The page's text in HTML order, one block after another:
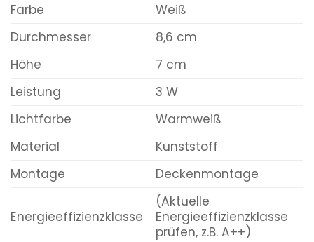
Farbe
Weiß
Durchmesser
8,6 cm
Höhe
7 cm
Leistung
3 W
Lichtfarbe
Warmweiß
Material
Kunststoff
Montage
Deckenmontage
Energieeffizienzklasse
(Aktuelle
Energieeffizienzklasse
prüfen, z.B. A++)